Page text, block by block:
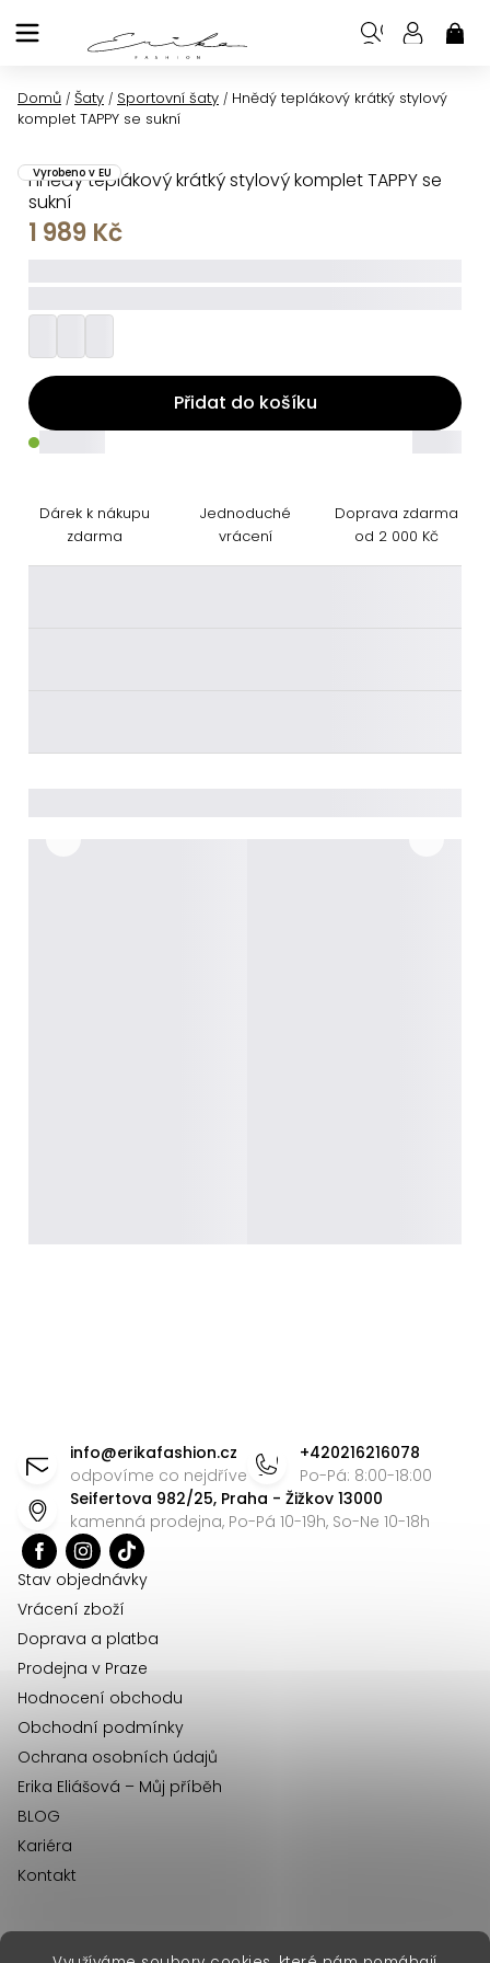
na
Domů / Šaty / Sportovní šaty / Hnědý teplákový krátký stylový
komplet TAPPY se sukní
Hnědý teplákový krátký stylový komplet TAPPY se
sukní
Vyrobeno v EU
1 989 Kč
Přidat do košíku
Dárek k nákupu
zdarma
Jednoduché
vrácení
Doprava zdarma
od 2 000 Kč
info@erikafashion.cz
odpovíme co nejdříve
+420216216078
Po-Pá: 8:00-18:00
Seifertova 982/25, Praha - Žižkov 13000
kamenná prodejna, Po-Pá 10-19h, So-Ne 10-18h
Stav objednávky
Vrácení zboží
Doprava a platba
Prodejna v Praze
Hodnocení obchodu
Obchodní podmínky
Ochrana osobních údajů
Erika Eliášová – Můj příběh
BLOG
Kariéra
Kontakt